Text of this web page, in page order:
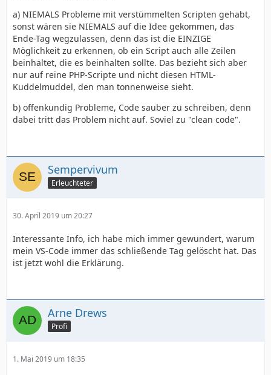
a) NIEMALS Probleme mit verstümmelten Scripten gehabt,
sonst wären sie NIEMALS auf die Idee gekommen, das
Ende-Tag wegzulassen, denn das ist die EINZIGE
Möglichkeit zu erkennen, ob ein Script auch alle Zeilen
beinhaltet, die es beinhalten sollte. Das bezieht sich aber
nur auf reine PHP-Scripte und nicht diesen HTML-
Kuddelmuddel, den man tonnenweise sieht.
b) offenkundig Probleme, Code sauber zu schreiben, denn
dabei tritt das Problem nicht auf. Soviel zu "clean code".
Sempervivum
Erleuchteter
30. April 2019 um 20:27
Interessante Info, ich habe mich immer gewundert, warum
mein VS-Code immer das schließende Tag gelöscht hat. Das
ist jetzt wohl die Erklärung.
Arne Drews
Profi
1. Mai 2019 um 18:35